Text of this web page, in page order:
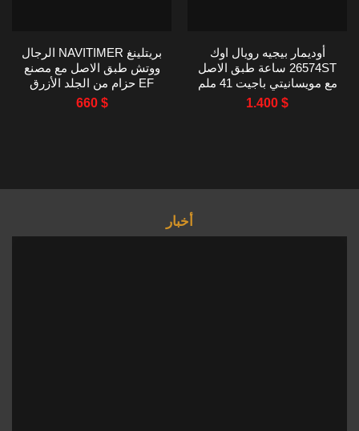
أوديمار بيجيه رويال اوك
26574ST ساعة طبق الاصل
مع مويسانيتي باجيت 41 ملم
1.400 $
بريتلينغ NAVITIMER الرجال
ووتش طبق الاصل مع مصنع
EF حزام من الجلد الأزرق
43MM
660 $
أخبار